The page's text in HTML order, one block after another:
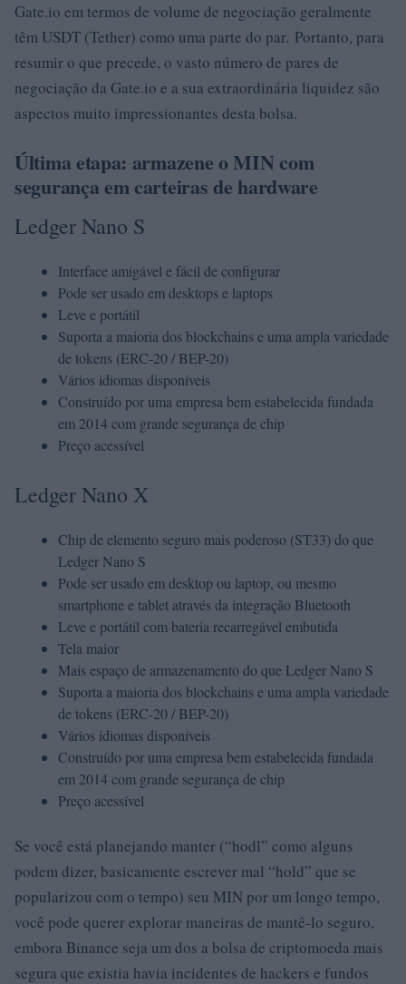
Gate.io em termos de volume de negociação geralmente
têm USDT (Tether) como uma parte do par. Portanto, para
resumir o que precede, o vasto número de pares de
negociação da Gate.io e a sua extraordinária liquidez são
aspectos muito impressionantes desta bolsa.
Última etapa: armazene o MIN com
segurança em carteiras de hardware
Ledger Nano S
Interface amigável e fácil de configurar
Pode ser usado em desktops e laptops
Leve e portátil
Suporta a maioria dos blockchains e uma ampla variedade
de tokens (ERC-20 / BEP-20)
Vários idiomas disponíveis
Construído por uma empresa bem estabelecida fundada
em 2014 com grande segurança de chip
Preço acessível
Ledger Nano X
Chip de elemento seguro mais poderoso (ST33) do que
Ledger Nano S
Pode ser usado em desktop ou laptop, ou mesmo
smartphone e tablet através da integração Bluetooth
Leve e portátil com bateria recarregável embutida
Tela maior
Mais espaço de armazenamento do que Ledger Nano S
Suporta a maioria dos blockchains e uma ampla variedade
de tokens (ERC-20 / BEP-20)
Vários idiomas disponíveis
Construído por uma empresa bem estabelecida fundada
em 2014 com grande segurança de chip
Preço acessível
Se você está planejando manter (“hodl” como alguns
podem dizer, basicamente escrever mal “hold” que se
popularizou com o tempo) seu MIN por um longo tempo,
você pode querer explorar maneiras de mantê-lo seguro,
embora Binance seja um dos a bolsa de criptomoeda mais
segura que existia havia incidentes de hackers e fundos